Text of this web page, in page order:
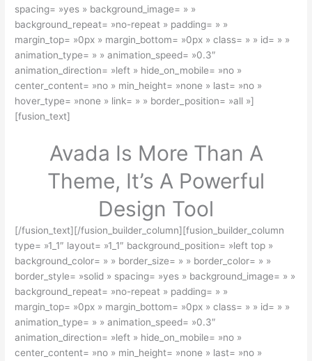
spacing= »yes » background_image= » »
background_repeat= »no-repeat » padding= » »
margin_top= »0px » margin_bottom= »0px » class= » » id= » »
animation_type= » » animation_speed= »0.3″
animation_direction= »left » hide_on_mobile= »no »
center_content= »no » min_height= »none » last= »no »
hover_type= »none » link= » » border_position= »all »]
[fusion_text]
Avada Is More Than A
Theme, It’s A Powerful
Design Tool
[/fusion_text][/fusion_builder_column][fusion_builder_column
type= »1_1″ layout= »1_1″ background_position= »left top »
background_color= » » border_size= » » border_color= » »
border_style= »solid » spacing= »yes » background_image= » »
background_repeat= »no-repeat » padding= » »
margin_top= »0px » margin_bottom= »0px » class= » » id= » »
animation_type= » » animation_speed= »0.3″
animation_direction= »left » hide_on_mobile= »no »
center_content= »no » min_height= »none » last= »no »